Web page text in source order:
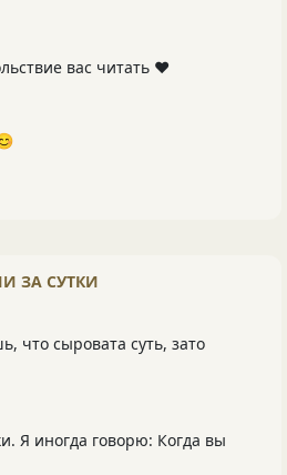
вас читать ❤️
ЗА СУТКИ
что сыровата суть, зато
Я иногда говорю: Когда вы